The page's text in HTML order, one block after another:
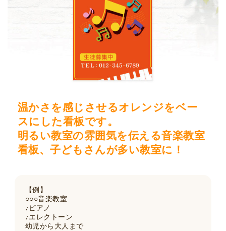
温かさを感じさせるオレンジをベー
スにした看板です。
明るい教室の雰囲気を伝える音楽教室
看板、子どもさんが多い教室に！
【例】
○○○音楽教室
♪ピアノ
♪エレクトーン
幼児から大人まで